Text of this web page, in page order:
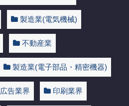
製造業(電気機械)
不動産業
製造業(電子部品・精密機器)
広告業界 印刷業界